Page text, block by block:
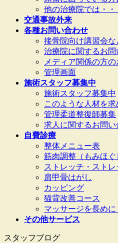
他の治療院では・・
交通事故外来
各種お問い合わせ
接骨院向け講習会
治療院に関するお問
メディア関係の方
管理画面
施術スタッフ募集中
施術スタッフ募集中
このような人材を
管理柔道整復師募集
求人に関するお問い
自費診療
整体メニュー表
筋肉調整（もみほぐ
ストレッチ・スト
肩甲骨はがし
カッピング
猫背改善コース
マッサージを長めに
その他サービス
スタッフブログ